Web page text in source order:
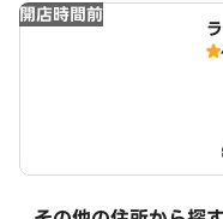
開店時間前